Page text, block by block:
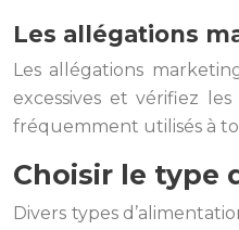
Les allégations
Les allégations
excessives et vérifiez
fréquemment utilisés à
Choisir le type
Divers types